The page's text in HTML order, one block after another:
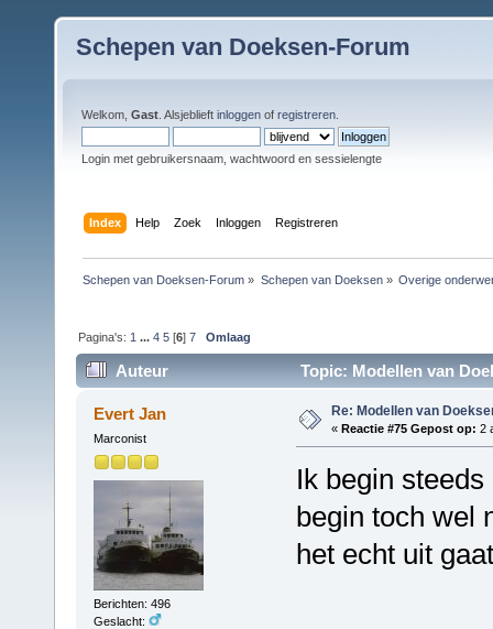
Schepen van Doeksen-Forum
Welkom, Gast . Alsjeblieft inloggen of registreren
Login met gebruikersnaam, wachtwoord en sessielengte
Index Help Zoek Inloggen Registreren
Schepen van Doeksen-Forum » Schepen van Doeksen» Overige
Pagina's: 1 ...4 5 [6]7 Omlaag
Auteur Topic: Modellen van
Evert Jan
Marconist
Berichten: 496
Geslacht:
Re: Modellen van
« Reactie #75 Gepost op: 2
Ik begin
begin toch wel
het echt uit